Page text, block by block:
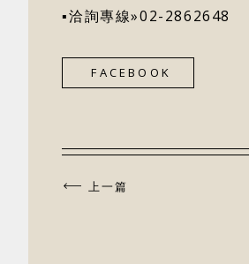
▪洽詢專線»02-2862648
FACEBOOK
上一篇